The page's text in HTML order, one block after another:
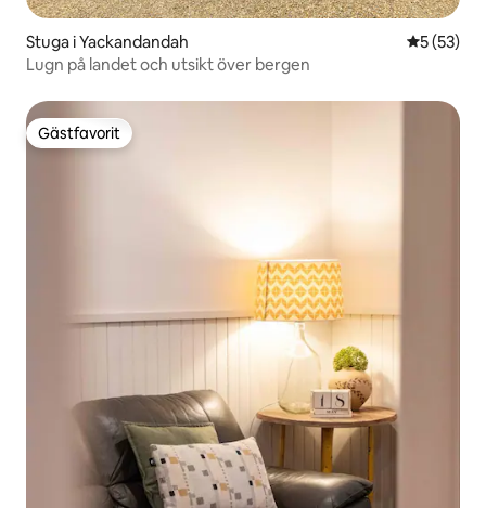
Stuga i Yackandandah 5 av 5 i
5 (53)
Lugn på landet och utsikt över bergen
Gästfavorit
Gästfavorit